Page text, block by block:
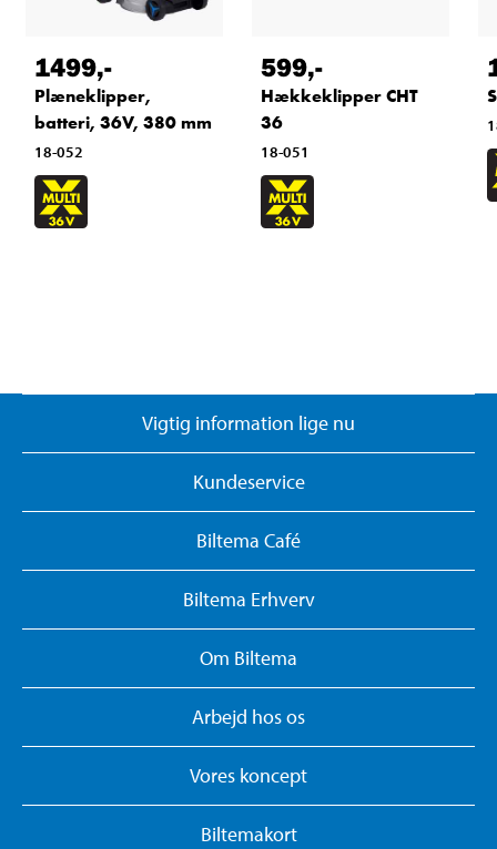
1499,-
Plæneklipper,
batteri, 36V, 380 mm
18-052
599,-
Hækkeklipper CHT
36
18-051
Vigtig information lige nu
Kundeservice
Biltema Café
Biltema Erhverv
Om Biltema
Arbejd hos os
Vores koncept
Biltemakort